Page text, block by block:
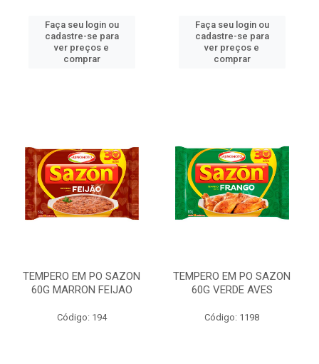
Faça seu login ou
cadastre-se para
ver preços e
comprar
Faça seu login ou
cadastre-se para
ver preços e
comprar
TEMPERO EM PO SAZON
60G MARRON FEIJAO
Código: 194
TEMPERO EM PO SAZON
60G VERDE AVES
Código: 1198